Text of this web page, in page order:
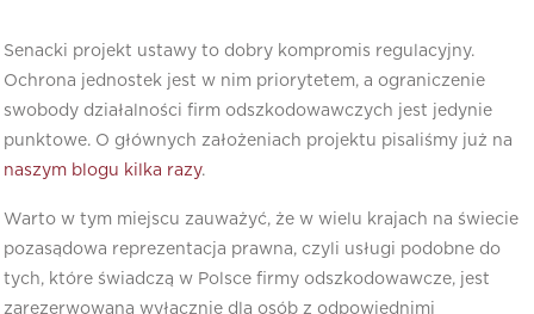
Senacki projekt ustawy to dobry kompromis regulacyjny.
Ochrona jednostek jest w nim priorytetem, a ograniczenie
swobody działalności firm odszkodowawczych jest jedynie
punktowe. O głównych założeniach projektu pisaliśmy już na
naszym blogu kilka razy.
Warto w tym miejscu zauważyć, że w wielu krajach na świecie
pozasądowa reprezentacja prawna, czyli usługi podobne do
tych, które świadczą w Polsce firmy odszkodowawcze, jest
zarezerwowana wyłącznie dla osób z odpowiednimi